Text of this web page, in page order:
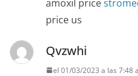
amoxil price
price us
Qvzwhi
el 01/03/2023 a las 7:48